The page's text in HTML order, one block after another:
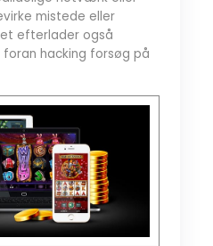
mistede eller
efterlader også
hacking forsøg på